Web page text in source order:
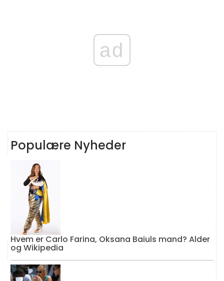
ad
Populære Nyheder
Hvem er Carlo Farina, Oksana Baiuls mand? Alder
og Wikipedia